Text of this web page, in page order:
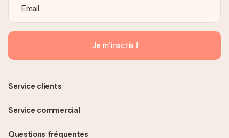
Je m'inscris !
Questions fréquentes
Service clients
Service commercial